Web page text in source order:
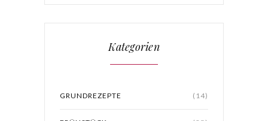
Kategorien
GRUNDREZEPTE (14)